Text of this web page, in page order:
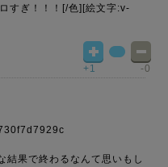
すぎ！！！[/色][絵文字:v-
+1 -0
結果で終わるなんて思いもし